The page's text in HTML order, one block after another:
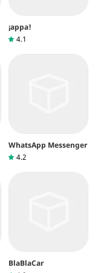
¡appa!
4.1
WhatsApp Messenger
4.2
BlaBlaCar